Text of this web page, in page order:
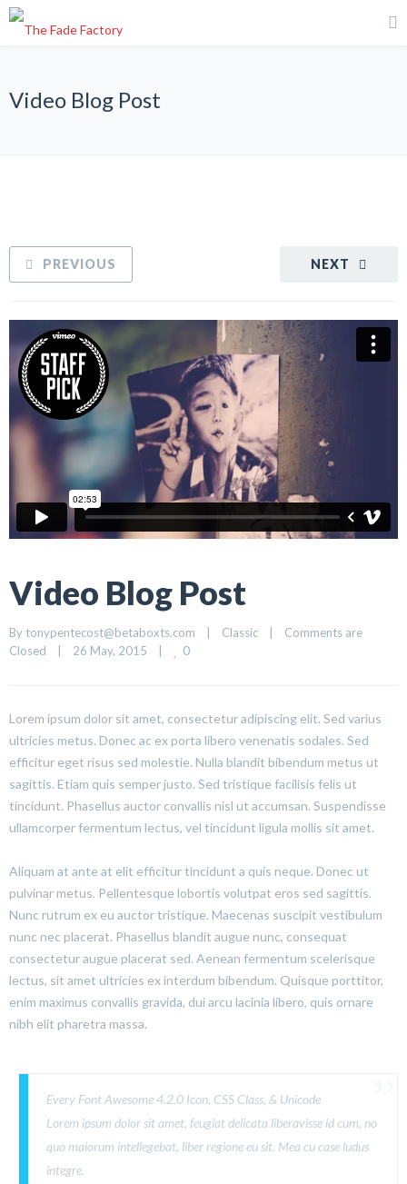
Video Blog Post
NEXT
PREVIOUS
Video Blog Post
By tonypentecost@betaboxts.com | Classic |
Comments are
Closed
| 26 May, 2015 | 0
Lorem ipsum dolor sit amet, consectetur adipiscing elit. Sed varius
ultricies metus. Donec ac ex porta libero venenatis sodales. Sed
efficitur eget risus sed molestie. Nulla blandit bibendum metus ut
sagittis. Etiam quis semper justo. Sed tristique facilisis felis ut
tincidunt. Phasellus auctor convallis nisl ut accumsan. Suspendisse
ullamcorper fermentum lectus, vel tincidunt ligula mollis sit amet.
Aliquam at ante at elit efficitur tincidunt a quis neque. Donec ut
pulvinar metus. Pellentesque lobortis volutpat eros sed sagittis.
Nunc rutrum ex eu auctor tristique. Maecenas suscipit vestibulum
nunc nec placerat. Phasellus blandit augue nunc, consequat
consectetur augue placerat sed. Aenean fermentum scelerisque
lectus, sit amet ultricies ex interdum bibendum. Quisque porttitor,
enim maximus convallis gravida, dui arcu lacinia libero, quis ornare
nibh elit pharetra massa.
Every Font Awesome 4.2.0 Icon, CSS Class, & Unicode
Lorem ipsum dolor sit amet, feugiat delicata liberavisse id cum, no
quo maiorum intellegebat, liber regione eu sit. Mea cu case ludus
integre.